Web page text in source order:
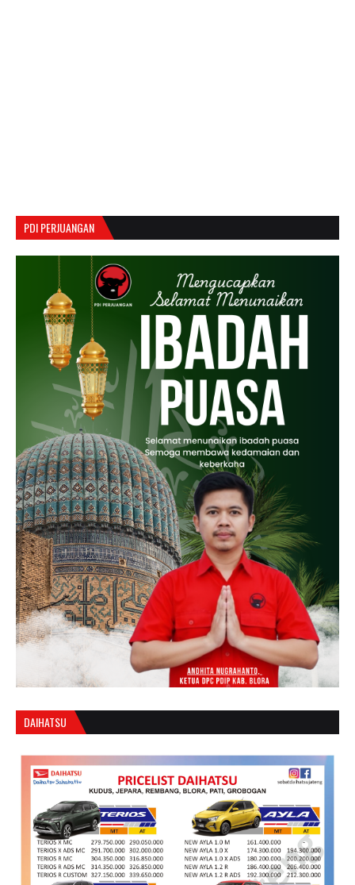
PDI PERJUANGAN
DAIHATSU